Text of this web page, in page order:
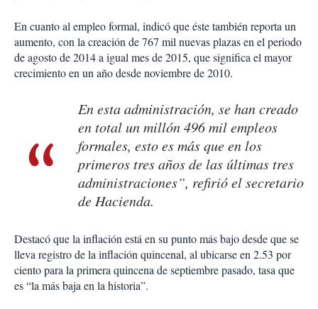
En cuanto al empleo formal, indicó que éste también reporta un
aumento, con la creación de 767 mil nuevas plazas en el periodo
de agosto de 2014 a igual mes de 2015, que significa el mayor
crecimiento en un año desde noviembre de 2010.
En esta administración, se han creado
en total un millón 496 mil empleos
formales, esto es más que en los
primeros tres años de las últimas tres
administraciones”, refirió el secretario
de Hacienda.
Destacó que la inflación está en su punto más bajo desde que se
lleva registro de la inflación quincenal, al ubicarse en 2.53 por
ciento para la primera quincena de septiembre pasado, tasa que
es “la más baja en la historia”.